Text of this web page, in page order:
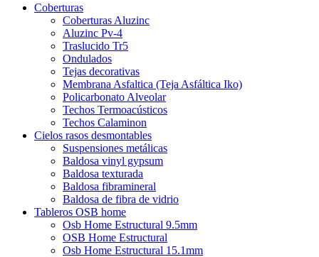
Coberturas
Coberturas Aluzinc
Aluzinc Pv-4
Traslucido Tr5
Ondulados
Tejas decorativas
Membrana Asfaltica (Teja Asfáltica Iko)
Policarbonato Alveolar
Techos Termoacústicos
Techos Calaminon
Cielos rasos desmontables
Suspensiones metálicas
Baldosa vinyl gypsum
Baldosa texturada
Baldosa fibramineral
Baldosa de fibra de vidrio
Tableros OSB home
Osb Home Estructural 9.5mm
OSB Home Estructural
Osb Home Estructural 15.1mm